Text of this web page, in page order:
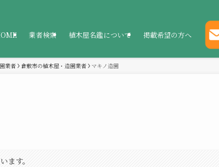
業者検索 植木屋名鑑について 掲載希望の方へ
業者 倉敷市の植木屋・造園業者 マキノ造園
ます。